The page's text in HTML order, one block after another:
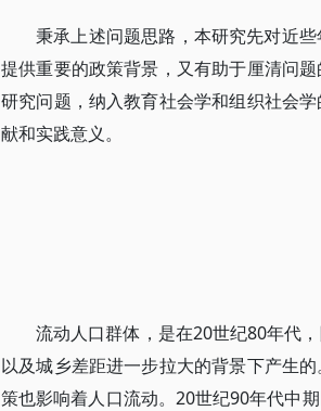
秉承上述问题思路，本研究先对近
提供重要的政策背景，又有助于厘清问
研究问题，纳入教育社会学和组织社会
献和实践意义。
流动人口群体，是在20世纪80年代
以及城乡差距进一步拉大的背景下产生
策也影响着人口流动。20世纪90年代中